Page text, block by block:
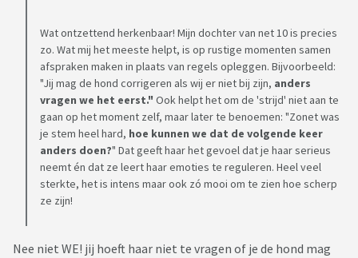
Wat ontzettend herkenbaar! Mijn dochter van net 10 is precies
zo. Wat mij het meeste helpt, is op rustige momenten samen
afspraken maken in plaats van regels opleggen. Bijvoorbeeld:
"Jij mag de hond corrigeren als wij er niet bij zijn, anders
vragen we het eerst." Ook helpt het om de 'strijd' niet aan te
gaan op het moment zelf, maar later te benoemen: "Zonet was
je stem heel hard, hoe kunnen we dat de volgende keer
anders doen?" Dat geeft haar het gevoel dat je haar serieus
neemt én dat ze leert haar emoties te reguleren. Heel veel
sterkte, het is intens maar ook zó mooi om te zien hoe scherp
ze zijn!
Nee niet WE! jij hoeft haar niet te vragen of je de hond mag